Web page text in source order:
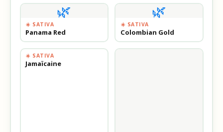
🌿
☀️ SATIVA
Panama Red
🌿
☀️ SATIVA
Colombian Gold
☀️ SATIVA
Jamaïcaine